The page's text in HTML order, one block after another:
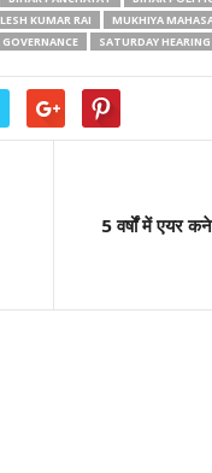
KUMAR RAI MUKHIYA
SATURDAY
5 वर्षों में एयर